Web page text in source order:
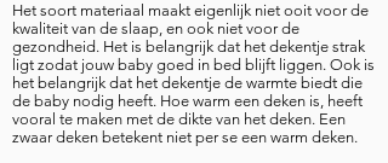
Het soort materiaal maakt eigenlijk niet ooit voor de
kwaliteit van de slaap, en ook niet voor de
gezondheid. Het is belangrijk dat het dekentje strak
ligt zodat jouw baby goed in bed blijft liggen. Ook is
het belangrijk dat het dekentje de warmte biedt die
de baby nodig heeft. Hoe warm een deken is, heeft
vooral te maken met de dikte van het deken. Een
zwaar deken betekent niet per se een warm deken.